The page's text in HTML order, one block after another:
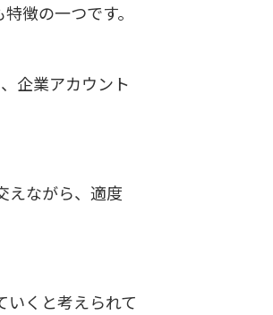
徴の一つです。
企業アカウント
えながら、適度
いくと考えられて